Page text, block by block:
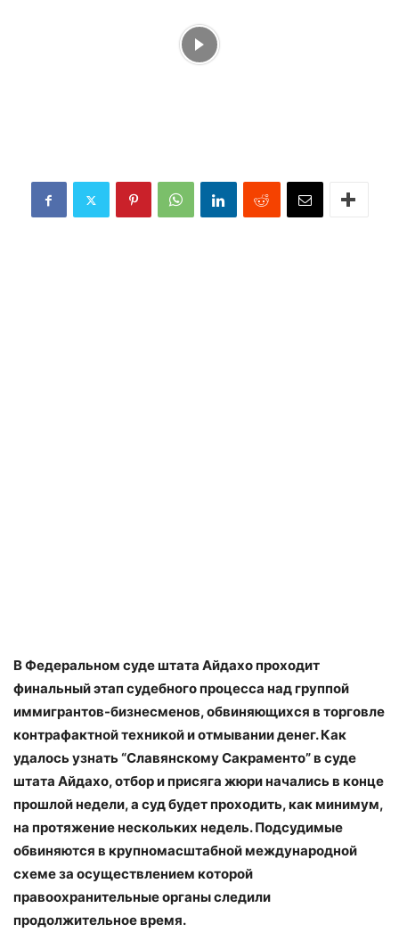
В Федеральном суде штата Айдахо проходит
финальный этап судебного процесса над группой
иммигрантов-бизнесменов, обвиняющихся в торговле
контрафактной техникой и отмывании денег. Как
удалось узнать “Славянскому Сакраменто” в суде
штата Айдахо, отбор и присяга жюри начались в конце
прошлой недели, а суд будет проходить, как минимум,
на протяжение нескольких недель. Подсудимые
обвиняются в крупномасштабной международной
схеме за осуществлением которой
правоохранительные органы следили
продолжительное время.